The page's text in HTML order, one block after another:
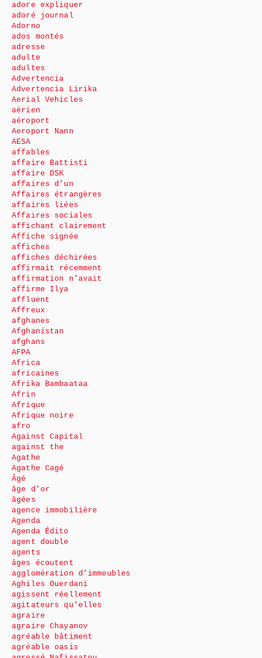
adore expliquer
adoré journal
Adorno
ados montés
adresse
adulte
adultes
Advertencia
Advertencia Lirika
Aerial Vehicles
aérien
aéroport
Aeroport Nann
AESA
affables
affaire Battisti
affaire DSK
affaires d’un
Affaires étrangères
affaires liées
Affaires sociales
affichant clairement
Affiche signée
affiches
affiches déchirées
affirmait récemment
affirmation n’avait
affirme Ilya
affluent
Affreux
afghanes
Afghanistan
afghans
AFPA
Africa
africaines
Afrika Bambaataa
Afrin
Afrique
Afrique noire
afro
Against Capital
against the
Agathe
Agathe Cagé
Âgé
âge d’or
âgées
agence immobilière
Agenda
Agenda Édito
agent double
agents
âges écoutent
agglomération d’immeubles
Aghiles Ouerdani
agissent réellement
agitateurs qu’elles
agraire
agraire Chayanov
agréable bâtiment
agréable oasis